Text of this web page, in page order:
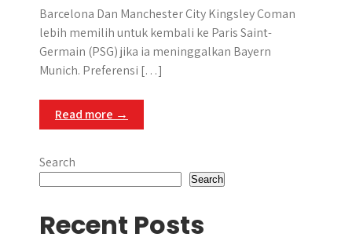
Barcelona Dan Manchester City Kingsley Coman
lebih memilih untuk kembali ke Paris Saint-
Germain (PSG) jika ia meninggalkan Bayern
Munich.​ Preferensi […]
Read more →
Search
Search
Recent Posts